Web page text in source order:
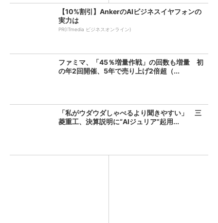
【10%割引】AnkerのAIビジネスイヤフォンの
実力は
PR(ITmedia ビジネスオンライン)
ファミマ、「45％増量作戦」の回数も増量 初
の年2回開催、5年で売り上げ2倍超（...
「私がウダウダしゃべるより聞きやすい」 三
菱重工、決算説明に“AIジュリア”起用...